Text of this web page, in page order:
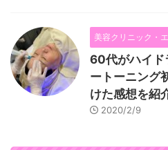
美容クリニック・
60代がハイド
ートーニング
けた感想を紹
2020/2/9